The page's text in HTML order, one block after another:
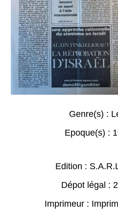
Genre(s) :
Epoque(s) :
Edition :
Dépot légal :
Imprimeur :